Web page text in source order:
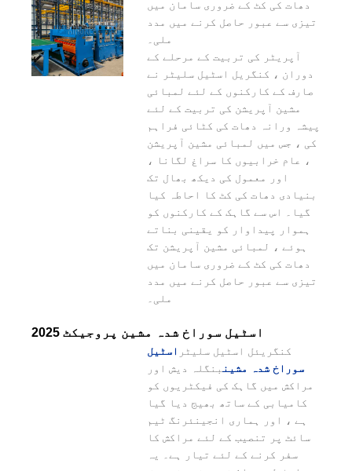
دھات کی کٹ کے ضروری سامان میں
تیزی سے عبور حاصل کرنے میں مدد
ملی۔
آپریٹر کی تربیت کے مرحلے کے
دوران ، کنگریل اسٹیل سلیٹر نے
صارف کے کارکنوں کے لئے لمبائی
مشین آپریشن کی تربیت کے لئے
پیشہ ورانہ دھات کی کٹائی فراہم
کی ، جس میں لمبائی مشین آپریشن
، عام خرابیوں کا سراغ لگانا ،
اور معمول کی دیکھ بھال تک
بنیادی دھات کی کٹ کا احاطہ کیا
گیا۔ اس سے گاہک کے کارکنوں کو
ہموار پیداوار کو یقینی بناتے
ہوئے ، لمبائی مشین آپریشن تک
دھات کی کٹ کے ضروری سامان میں
تیزی سے عبور حاصل کرنے میں مدد
ملی۔
2025 اسٹیل سوراخ شدہ مشین پروجیکٹ
کنگریئل اسٹیل سلیٹر اسٹیل
سوراخ شدہ مشینبنگلہ دیش اور
مراکش میں گاہک کی فیکٹریوں کو
کامیابی کے ساتھ بھیج دیا گیا
ہے ، اور ہماری انجینئرنگ ٹیم
سائٹ پر تنصیب کے لئے مراکش کا
سفر کرنے کے لئے تیار ہے۔ یہ